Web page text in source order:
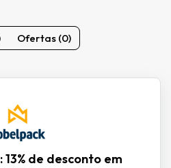
Ofertas (0)
de desconto em